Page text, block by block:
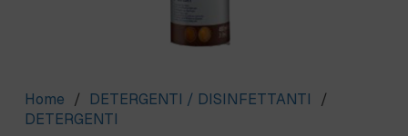
Home / DETERGENTI / DISINFETTANTI
/
DETERGENTI